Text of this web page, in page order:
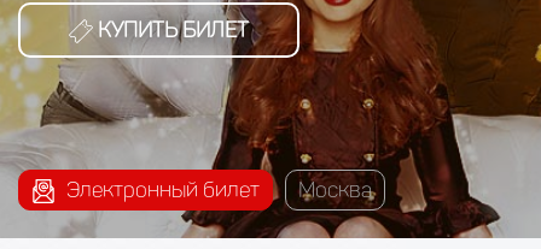
КУПИТЬ БИЛЕТ
Электронный билет Москва